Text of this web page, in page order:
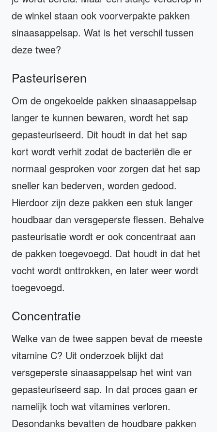
de winkel staan ook voorverpakte pakken
sinaasappelsap. Wat is het verschil tussen
deze twee?
Pasteuriseren
Om de ongekoelde pakken sinaasappelsap
langer te kunnen bewaren, wordt het sap
gepasteuriseerd. Dit houdt in dat het sap
kort wordt verhit zodat de bacteriën die er
normaal gesproken voor zorgen dat het sap
sneller kan bederven, worden gedood.
Hierdoor zijn deze pakken een stuk langer
houdbaar dan versgeperste flessen. Behalve
pasteurisatie wordt er ook concentraat aan
de pakken toegevoegd. Dat houdt in dat het
vocht wordt onttrokken, en later weer wordt
toegevoegd.
Concentratie
Welke van de twee sappen bevat de meeste
vitamine C? Uit onderzoek blijkt dat
versgeperste sinaasappelsap het wint van
gepasteuriseerd sap. In dat proces gaan er
namelijk toch wat vitamines verloren.
Desondanks bevatten de houdbare pakken